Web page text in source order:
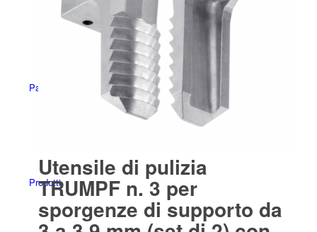
Panoramica
Prodotti
Utensile di pulizia
TRUMPF n. 3 per
sporgenze di supporto da